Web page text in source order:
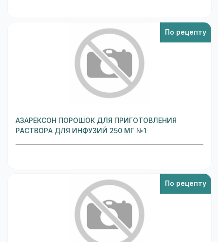
По рецепту
АЗАРЕКСОН ПОРОШОК ДЛЯ ПРИГОТОВЛЕНИЯ
РАСТВОРА ДЛЯ ИНФУЗИЙ 250 МГ №1
По рецепту